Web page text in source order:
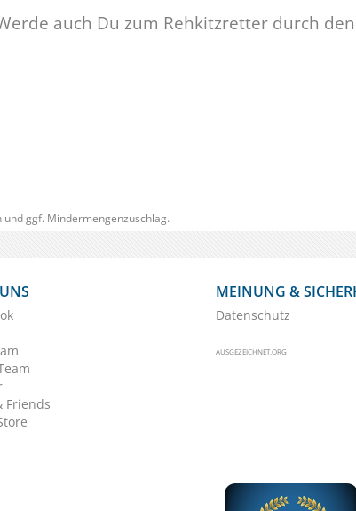
auch Du zum Rehkitzretter durch
und ggf. Mindermengenzuschlag.
Friends
MEINUNG &
Datenschutz
AUSGEZEICHNET.ORG